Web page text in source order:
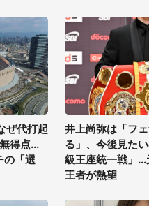
ぜ代打起
得点...
の「選
井上尚弥は「フ
る」、今後見た
級王座統一戦」
王者が熱望